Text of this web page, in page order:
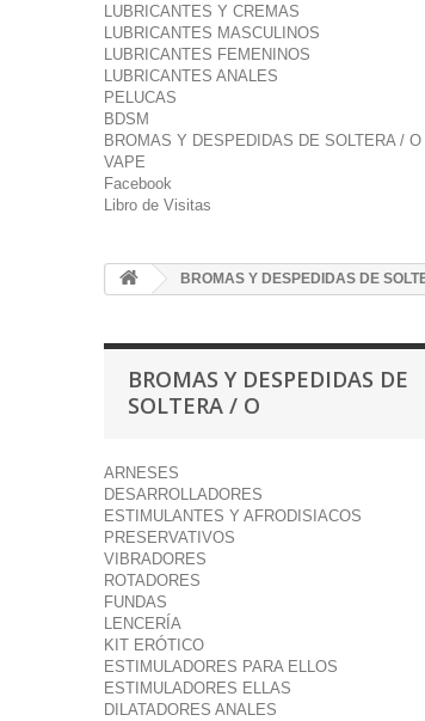
LUBRICANTES Y CREMAS
LUBRICANTES MASCULINOS
LUBRICANTES FEMENINOS
LUBRICANTES ANALES
PELUCAS
BDSM
BROMAS Y DESPEDIDAS DE SOLTERA / O
VAPE
Facebook
Libro de Visitas
BROMAS Y DESPEDIDAS DE
BROMAS Y DESPEDIDAS DE
SOLTERA / O
ARNESES
DESARROLLADORES
ESTIMULANTES Y AFRODISIACOS
PRESERVATIVOS
VIBRADORES
ROTADORES
FUNDAS
LENCERÍA
KIT ERÓTICO
ESTIMULADORES PARA ELLOS
ESTIMULADORES ELLAS
DILATADORES ANALES